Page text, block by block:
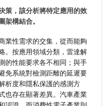
策，該分析將特定應用的效
架構結合。
業性需求的交集，從而能夠
。按應用領域分類，雷達解
的性能要求各不相同；與手
免系統對檢測距離的延遲要
析度和隱私保護的感測方
也存在顯著差異。汽車產業